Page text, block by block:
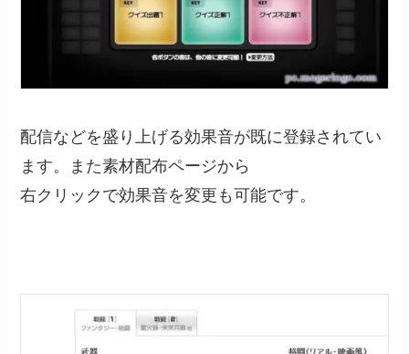
配信などを盛り上げる効果音が既に登録されてい
ます。また素材配布ページから
右クリックで効果音を変更も可能です。